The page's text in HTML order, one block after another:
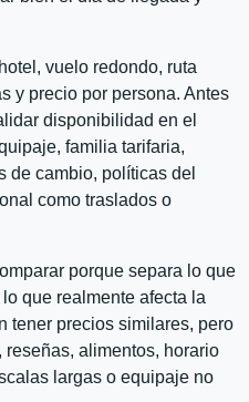
vuelo redondo, ruta
y precio por persona. Antes
disponibilidad en el
familia tarifaria,
de cambio, políticas del
como traslados o
porque separa lo que
que realmente afecta la
tener precios similares, pero
alimentos, horario
largas o equipaje no